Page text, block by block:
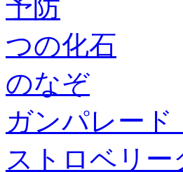
予防
つの化石
のなぞ
ガンパレー
ストロベリ